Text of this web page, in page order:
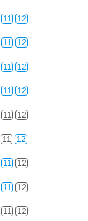
11 12
11 12
11 12
11 12
11 12
11 12
11 12
11 12
11 12